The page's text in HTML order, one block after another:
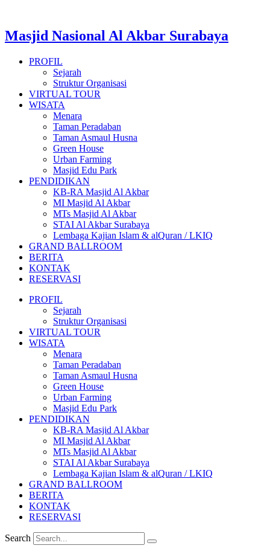
Masjid Nasional Al Akbar Surabaya
PROFIL
Sejarah
Struktur Organisasi
VIRTUAL TOUR
WISATA
Menara
Taman Peradaban
Taman Asmaul Husna
Green House
Urban Farming
Masjid Edu Park
PENDIDIKAN
KB-RA Masjid Al Akbar
MI Masjid Al Akbar
MTs Masjid Al Akbar
STAI Al Akbar Surabaya
Lembaga Kajian Islam & alQuran / LKIQ
GRAND BALLROOM
BERITA
KONTAK
RESERVASI
PROFIL
Sejarah
Struktur Organisasi
VIRTUAL TOUR
WISATA
Menara
Taman Peradaban
Taman Asmaul Husna
Green House
Urban Farming
Masjid Edu Park
PENDIDIKAN
KB-RA Masjid Al Akbar
MI Masjid Al Akbar
MTs Masjid Al Akbar
STAI Al Akbar Surabaya
Lembaga Kajian Islam & alQuran / LKIQ
GRAND BALLROOM
BERITA
KONTAK
RESERVASI
Search